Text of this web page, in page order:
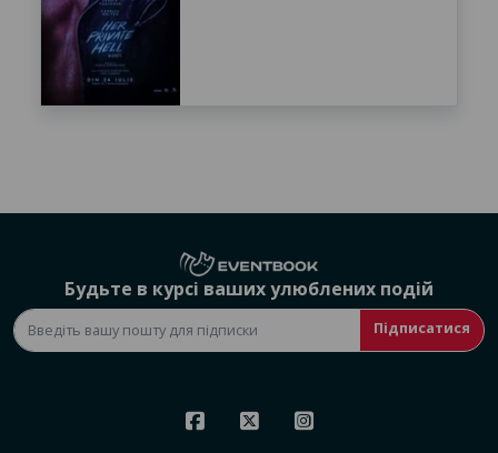
Будьте в курсі ваших улюблених подій
Підписатися